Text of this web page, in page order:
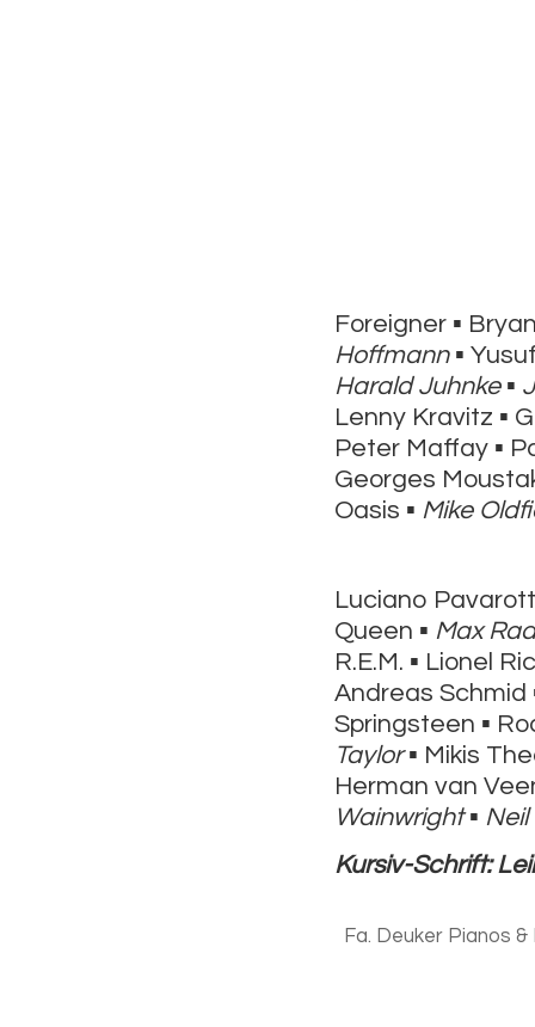
Foreigner ▪
Hoffmann▪
Harald Juhnke▪
Lenny Kravitz ▪
Peter Maffay ▪
Georges
Oasis ▪ Mike
Luciano
Queen ▪ Max
R.E.M. ▪ Lionel
Andreas Schmid
Springsteen ▪
Taylor▪ Mikis
Herman van
Wainwright▪ Neil
Kursiv-Schrift:
Fa. Deuker Pianos